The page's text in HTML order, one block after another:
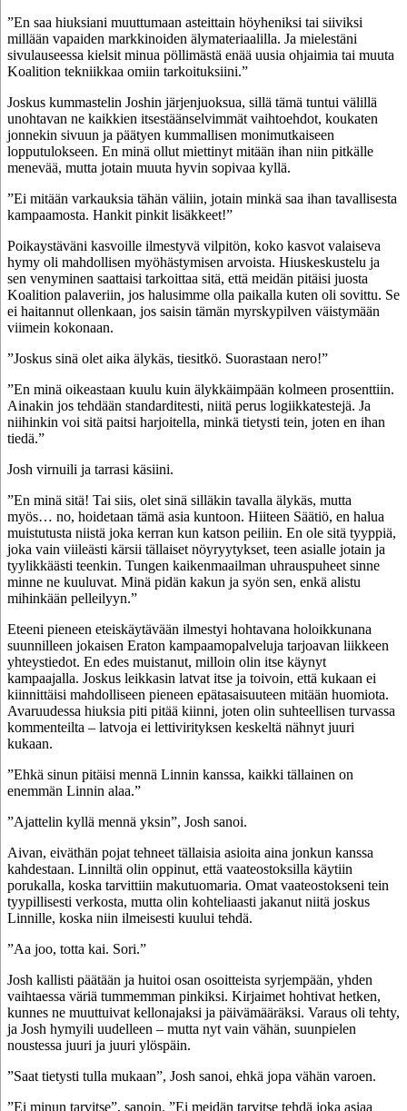
”En saa hiuksiani muuttumaan asteittain höyheniksi tai siiviksi
millään vapaiden markkinoiden älymateriaalilla. Ja mielestäni
sivulauseessa kielsit minua pöllimästä enää uusia ohjaimia tai muuta
Koalition tekniikkaa omiin tarkoituksiini.”
Joskus kummastelin Joshin järjenjuoksua, sillä tämä tuntui välillä
unohtavan ne kaikkien itsestäänselvimmät vaihtoehdot, koukaten
jonnekin sivuun ja päätyen kummallisen monimutkaiseen
lopputulokseen. En minä ollut miettinyt mitään ihan niin pitkälle
menevää, mutta jotain muuta hyvin sopivaa kyllä.
”Ei mitään varkauksia tähän väliin, jotain minkä saa ihan tavallisesta
kampaamosta. Hankit pinkit lisäkkeet!”
Poikaystäväni kasvoille ilmestyvä vilpitön, koko kasvot valaiseva
hymy oli mahdollisen myöhästymisen arvoista. Hiuskeskustelu ja
sen venyminen saattaisi tarkoittaa sitä, että meidän pitäisi juosta
Koalition palaveriin, jos halusimme olla paikalla kuten oli sovittu. Se
ei haitannut ollenkaan, jos saisin tämän myrskypilven väistymään
viimein kokonaan.
”Joskus sinä olet aika älykäs, tiesitkö. Suorastaan nero!”
”En minä oikeastaan kuulu kuin älykkäimpään kolmeen prosenttiin.
Ainakin jos tehdään standarditesti, niitä perus logiikkatestejä. Ja
niihinkin voi sitä paitsi harjoitella, minkä tietysti tein, joten en ihan
tiedä.”
Josh virnuili ja tarrasi käsiini.
”En minä sitä! Tai siis, olet sinä silläkin tavalla älykäs, mutta
myös… no, hoidetaan tämä asia kuntoon. Hiiteen Säätiö, en halua
muistutusta niistä joka kerran kun katson peiliin. En ole sitä tyyppiä,
joka vain viileästi kärsii tällaiset nöyryytykset, teen asialle jotain ja
tyylikkäästi teenkin. Tungen kaikenmaailman uhrauspuheet sinne
minne ne kuuluvat. Minä pidän kakun ja syön sen, enkä alistu
mihinkään pelleilyyn.”
Eteeni pieneen eteiskäytävään ilmestyi hohtavana holoikkunana
suunnilleen jokaisen Eraton kampaamopalveluja tarjoavan liikkeen
yhteystiedot. En edes muistanut, milloin olin itse käynyt
kampaajalla. Joskus leikkasin latvat itse ja toivoin, että kukaan ei
kiinnittäisi mahdolliseen pieneen epätasaisuuteen mitään huomiota.
Avaruudessa hiuksia piti pitää kiinni, joten olin suhteellisen turvassa
kommenteilta – latvoja ei lettivirityksen keskeltä nähnyt juuri
kukaan.
”Ehkä sinun pitäisi mennä Linnin kanssa, kaikki tällainen on
enemmän Linnin alaa.”
”Ajattelin kyllä mennä yksin”, Josh sanoi.
Aivan, eiväthän pojat tehneet tällaisia asioita aina jonkun kanssa
kahdestaan. Linniltä olin oppinut, että vaateostoksilla käytiin
porukalla, koska tarvittiin makutuomaria. Omat vaateostokseni tein
tyypillisesti verkosta, mutta olin kohteliaasti jakanut niitä joskus
Linnille, koska niin ilmeisesti kuului tehdä.
”Aa joo, totta kai. Sori.”
Josh kallisti päätään ja huitoi osan osoitteista syrjempään, yhden
vaihtaessa väriä tummemman pinkiksi. Kirjaimet hohtivat hetken,
kunnes ne muuttuivat kellonajaksi ja päivämääräksi. Varaus oli tehty,
ja Josh hymyili uudelleen – mutta nyt vain vähän, suunpielen
noustessa juuri ja juuri ylöspäin.
”Saat tietysti tulla mukaan”, Josh sanoi, ehkä jopa vähän varoen.
”Ei minun tarvitse”, sanoin. ”Ei meidän tarvitse tehdä joka asiaa